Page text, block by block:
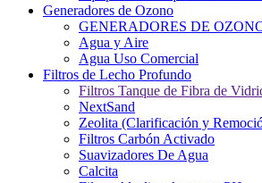
Generadores de Ozono
GENERADORES DE
Agua y Aire
Agua Uso Comercial
Filtros de Lecho Profundo
Filtros Tanque de Fibra de
NextSand
Zeolita (Clarificación y
Filtros Carbón Activado
Suavizadores De Agua
Calcita